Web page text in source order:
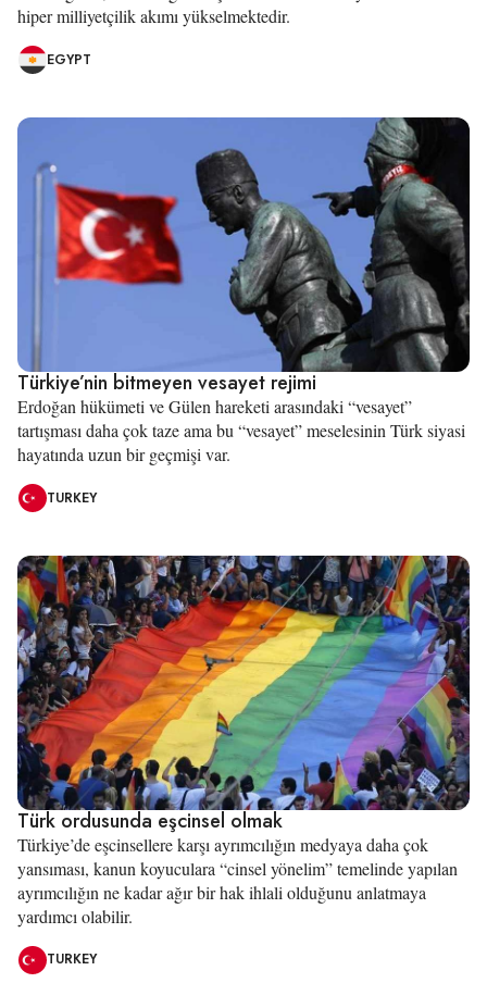
hiper milliyetçilik akımı yükselmektedir.
EGYPT
Türkiye’nin bitmeyen vesayet rejimi
Erdoğan hükümeti ve Gülen hareketi arasındaki “vesayet”
tartışması daha çok taze ama bu “vesayet” meselesinin Türk siyasi
hayatında uzun bir geçmişi var.
TURKEY
Türk ordusunda eşcinsel olmak
Türkiye’de eşcinsellere karşı ayrımcılığın medyaya daha çok
yansıması, kanun koyuculara “cinsel yönelim” temelinde yapılan
ayrımcılığın ne kadar ağır bir hak ihlali olduğunu anlatmaya
yardımcı olabilir.
TURKEY